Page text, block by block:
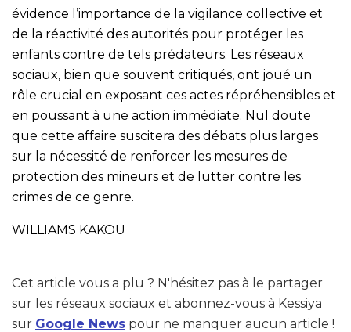
évidence l’importance de la vigilance collective et
de la réactivité des autorités pour protéger les
enfants contre de tels prédateurs. Les réseaux
sociaux, bien que souvent critiqués, ont joué un
rôle crucial en exposant ces actes répréhensibles et
en poussant à une action immédiate. Nul doute
que cette affaire suscitera des débats plus larges
sur la nécessité de renforcer les mesures de
protection des mineurs et de lutter contre les
crimes de ce genre.
WILLIAMS KAKOU
Cet article vous a plu ? N'hésitez pas à le partager
sur les réseaux sociaux et abonnez-vous à Kessiya
sur Google News pour ne manquer aucun article !